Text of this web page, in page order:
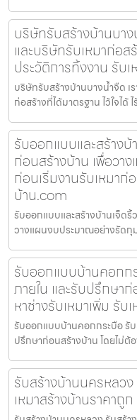
บริษัทรับสร้างบ้านบา
และบริษัทรับเหมาก่อส
ประวัติการทิ้งงาน รับ
บริษัทรับสร้างบ้านบางน้ำจืด เ
ก่อสร้างที่ได้มาตรฐาน ไว้ใจได้
รับออกแบบและสร้าง
ก่อนสร้างบ้าน เพื่อวา
ก่อนเริ่มงานรับเหมาก่
บ้าน.com
รับออกแบบและสร้างบ้านเจ็ด
วางแผนงบประมาณอย่างรัดกุ
รับออกแบบบ้านคอกก
ภายใน และรับปรึกษาก่
หาช่างรับเหมาเพิ่ม รับ
รับออกแบบบ้านคอกกระบือ รั
ปรึกษาก่อนสร้างบ้าน โดยไม่ต้อ
รับสร้างบ้านนครหลว
เหมาสร้างบ้านราคาถู